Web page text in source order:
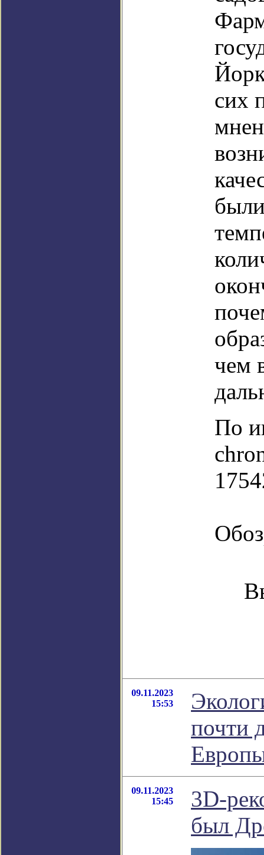
сих
чем
По
09.11.2023
15:53
почти
09.11.2023
15:45
3D-
был